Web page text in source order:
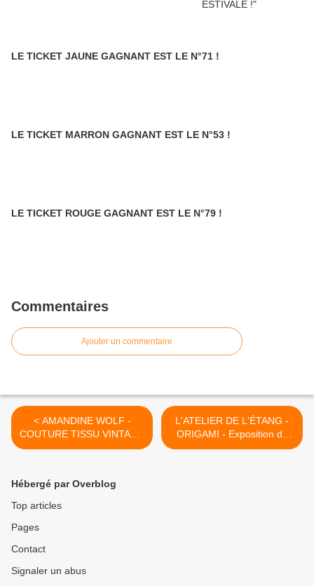
LE TICKET JAUNE GAGNANT EST LE N°71 !
LE TICKET MARRON GAGNANT EST LE N°53 !
LE TICKET ROUGE GAGNANT EST LE N°79 !
Commentaires
Ajouter un commentaire
< AMANDINE WOLF -
COUTURE TISSU VINTAGE
- Exposition du 24 Avril au
L'ATELIER DE L'ÉTANG -
ORIGAMI - Exposition du
24 Avril au 27 Juin 2026 ! >
Hébergé par Overblog
Top articles
Pages
Contact
Signaler un abus